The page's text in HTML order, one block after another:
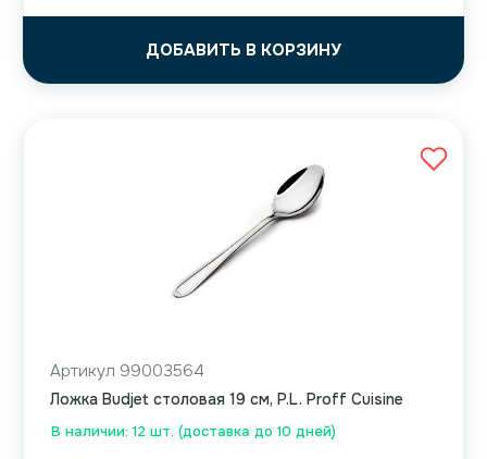
ДОБАВИТЬ В КОРЗИНУ
В наличии: 12 шт. (доставка до 10 дней)
Артикул 99003564
Ложка Budjet столовая 19 см, P.L. Proff Cuisine